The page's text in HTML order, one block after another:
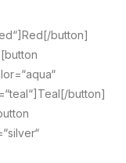
button]
button]